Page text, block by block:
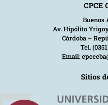
CPCE
Buenos
Av. Hipólito
Córdoba –
Tel.
Email:
Sitios